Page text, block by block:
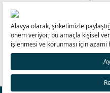
Ödeme
KVKK
Yeniliklerimizden